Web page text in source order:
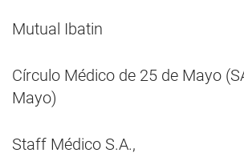
Mutual Ibatin
Círculo Médico de 25 de Mayo
Mayo)
Staff Médico S.A.,